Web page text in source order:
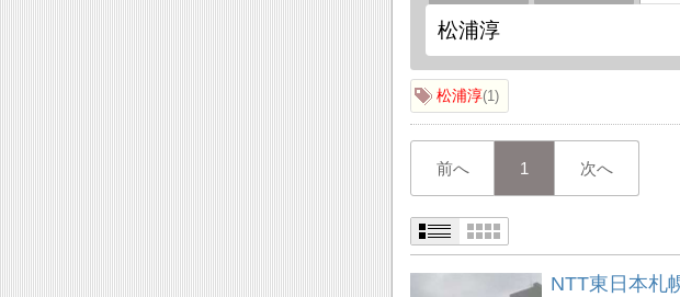
松浦淳 1
前へ 1 次へ
NTT東日本札